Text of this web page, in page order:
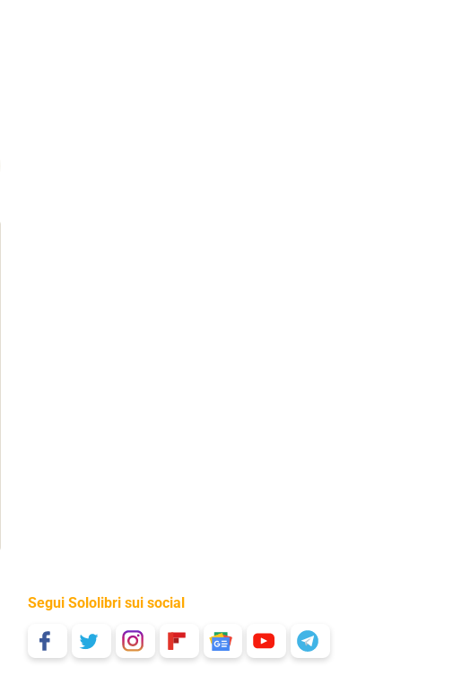
Segui Sololibri sui social